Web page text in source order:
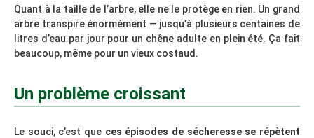
Quant à la taille de l’arbre, elle ne le protège en rien. Un grand
arbre transpire énormément — jusqu’à plusieurs centaines de
litres d’eau par jour pour un chêne adulte en plein été. Ça fait
beaucoup, même pour un vieux costaud.
Un problème croissant
Le souci, c’est que ces épisodes de sécheresse se répètent